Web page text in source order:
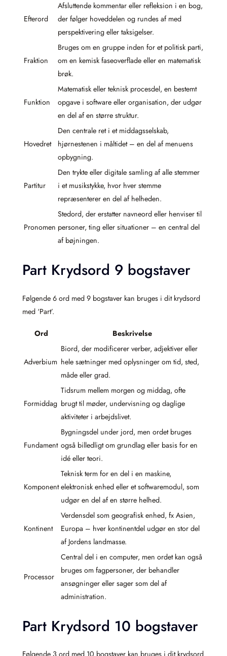
Efterord
Afsluttende kommentar eller refleksion i en bog,
der følger hoveddelen og rundes af med
perspektivering eller taksigelser.
Fraktion
Bruges om en gruppe inden for et politisk parti,
om en kemisk faseoverflade eller en matematisk
brøk.
Funktion
Matematisk eller teknisk procesdel, en bestemt
opgave i software eller organisation, der udgør
en del af en større struktur.
Hovedret
Den centrale ret i et middagsselskab,
hjørnestenen i måltidet – en del af menuens
opbygning.
Partitur
Den trykte eller digitale samling af alle stemmer
i et musikstykke, hvor hver stemme
repræsenterer en del af helheden.
Pronomen
Stedord, der erstatter navneord eller henviser til
personer, ting eller situationer – en central del
af bøjningen.
Part Krydsord 9 bogstaver
Følgende 6 ord med 9 bogstaver kan bruges i dit krydsord
med ‘Part’.
Ord Beskrivelse
Adverbium
Biord, der modificerer verber, adjektiver eller
hele sætninger med oplysninger om tid, sted,
måde eller grad.
Formiddag
Tidsrum mellem morgen og middag, ofte
brugt til møder, undervisning og daglige
aktiviteter i arbejdslivet.
Fundament
Bygningsdel under jord, men ordet bruges
også billedligt om grundlag eller basis for en
idé eller teori.
Komponent
Teknisk term for en del i en maskine,
elektronisk enhed eller et softwaremodul, som
udgør en del af en større helhed.
Kontinent
Verdensdel som geografisk enhed, fx Asien,
Europa – hver kontinentdel udgør en stor del
af Jordens landmasse.
Processor
Central del i en computer, men ordet kan også
bruges om fagpersoner, der behandler
ansøgninger eller sager som del af
administration.
Part Krydsord 10 bogstaver